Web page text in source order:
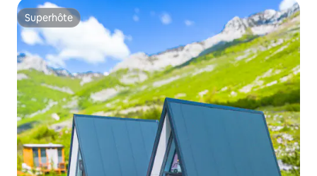
Superhôte
Superhôte